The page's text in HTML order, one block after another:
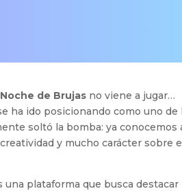
de Brujas no viene a jugar…
ha ido posicionando como uno de
soltó la bomba: ya conocemos
y mucho carácter sobre
una plataforma que busca destacar